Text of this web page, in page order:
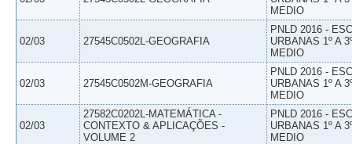
MEDIO
02/03 27545C0502L-GEOGRAFIA
PNLD 2016 -
URBANAS 1º A
MEDIO
02/03 27545C0502M-GEOGRAFIA
PNLD 2016 -
URBANAS 1º A
MEDIO
02/03
27582C0202L-MATEMÁTICA -
CONTEXTO & APLICAÇÕES -
VOLUME 2
PNLD 2016 -
URBANAS 1º A
MEDIO